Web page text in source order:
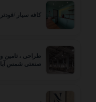
کافه سیار /
طراحی ، تامین
صنعتی شمس